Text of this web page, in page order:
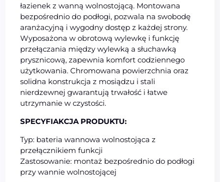
łazienek z wanną wolnostojącą. Montowana
bezpośrednio do podłogi, pozwala na swobodę
aranżacyjną i wygodny dostęp z każdej strony.
Wyposażona w obrotową wylewkę i funkcję
przełączania między wylewką a słuchawką
prysznicową, zapewnia komfort codziennego
użytkowania. Chromowana powierzchnia oraz
solidna konstrukcja z mosiądzu i stali
nierdzewnej gwarantują trwałość i łatwe
utrzymanie w czystości.
SPECYFIAKCJA PRODUKTU:
Typ: bateria wannowa wolnostojąca z
przełącznikiem funkcji
Zastosowanie: montaż bezpośrednio do podłogi
przy wannie wolnostojącej